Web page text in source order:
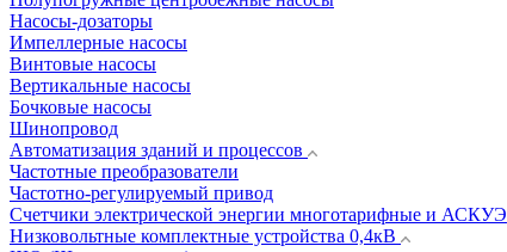
Насосы-дозаторы
Импеллерные насосы
Винтовые насосы
Вертикальные насосы
Бочковые насосы
Шинопровод
Автоматизация зданий и процессов
Частотные преобразователи
Частотно-регулируемый привод
Счетчики электрической энергии многотарифные и АСКУЭ
Низковольтные комплектные устройства 0,4кВ